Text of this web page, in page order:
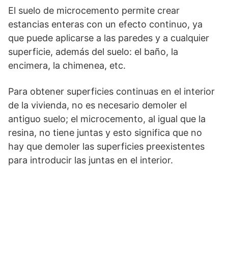
El suelo de microcemento permite crear
estancias enteras con un efecto continuo, ya
que puede aplicarse a las paredes y a cualquier
superficie, además del suelo: el baño, la
encimera, la chimenea, etc.
Para obtener superficies continuas en el interior
de la vivienda, no es necesario demoler el
antiguo suelo; el microcemento, al igual que la
resina, no tiene juntas y esto significa que no
hay que demoler las superficies preexistentes
para introducir las juntas en el interior.